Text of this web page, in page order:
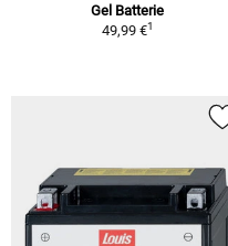
Gel Batterie
49,99 €1